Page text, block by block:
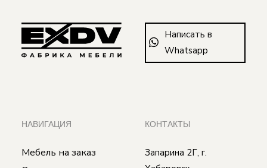
Написать в
Whatsapp
НАВИГАЦИЯ
Мебель на заказ
КОНТАКТЫ
Запарина 2Г, г.